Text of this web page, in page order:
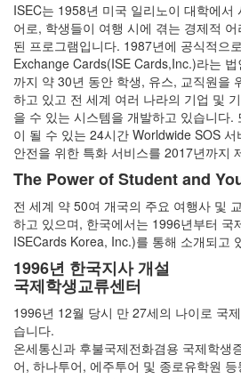
ISEC는 1958년 미국 일리노이 대학에서
어로, 학생들이 여행 시에 겪는 경제적
된 프로그램입니다. 1987년에 공식적으
Exchange Cards(ISE Cards,Inc.)라는
까지 약 30년 동안 학생, 유스, 교직원을
하고 있고 전 세계 여러 나라의 기업 및
을 수 있는 시스템을 개발하고 있습니다.
이 될 수 있는 24시간 Worldwide SOS
안전을 위한 특화 서비스를 2017년까지
The Power of Student and
전 세계 약 50여 개국의 주요 여행사 및
하고 있으며, 한국에서는 1996년부터 국
ISECards Korea, Inc.)를 통해 소개되고
1996년 한국지사 개설
국제학생교류센터
1996년 12월 당시 만 27세의 나이로 국
습니다.
온세통신과 후불국제전화겸용 국제학생
어, 하나투어, 에주투어 및 종로유학원